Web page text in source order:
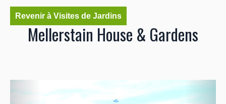
Revenir à Visites de Jardins
Mellerstain House & Gardens